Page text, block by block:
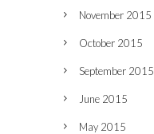
November 2015
October 2015
September 2015
June 2015
May 2015